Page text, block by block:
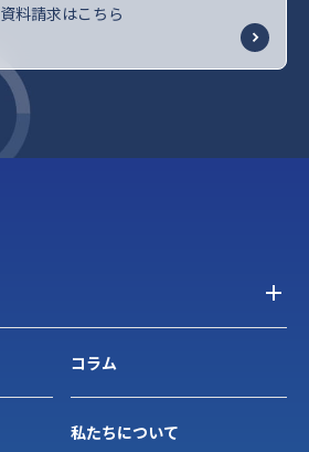
資料請求はこちら
コラム
私たちについて